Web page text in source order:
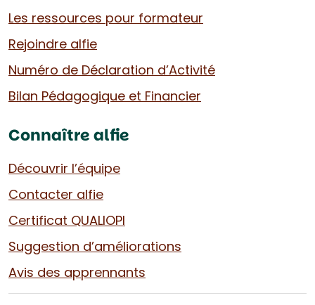
Les ressources pour formateur
Rejoindre alfie
Numéro de Déclaration d’Activité
Bilan Pédagogique et Financier
Connaître alfie
Découvrir l’équipe
Contacter alfie
Certificat QUALIOPI
Suggestion d’améliorations
Avis des apprennants